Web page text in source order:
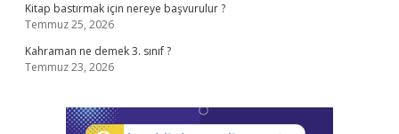
Kitap bastırmak için nereye başvurulur ?
Temmuz 25, 2026
Kahraman ne demek 3. sınıf ?
Temmuz 23, 2026